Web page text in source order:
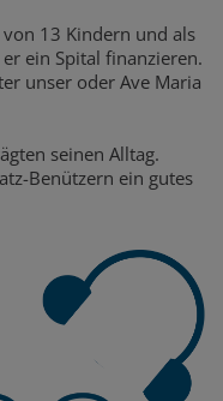
13 Kindern und als
ein Spital finanzieren.
unser oder Ave Maria
seinen Alltag.
Benützern ein gutes